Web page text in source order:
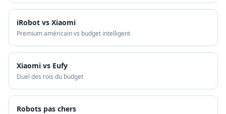
iRobot vs Xiaomi
Premium américain vs budget intelligent
Xiaomi vs Eufy
Duel des rois du budget
Robots pas chers